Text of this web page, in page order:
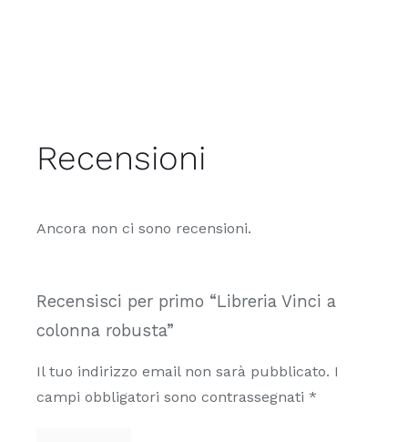
Recensioni
Ancora non ci sono recensioni.
Recensisci per primo “Libreria Vinci a
colonna robusta”
Il tuo indirizzo email non sarà pubblicato. I
campi obbligatori sono contrassegnati *